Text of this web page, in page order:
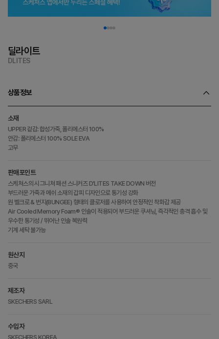
딜라이트
DLITES
상품정보
소재
UPPER 겉감: 합성가죽, 폴리에스터 100%
안감: 폴리에스터 100% SOLE EVA
고무
판매포인트
스케쳐스의 시그니쳐 패션 스니커즈 D'LITES TAKE DOWN 버전
부드러운 가죽과 메쉬 소재의 갑피 디자인으로 통기성 강화
원 벨크로 & 번지(BUNGEE) 형태의 클로저를 사용하여 안정적인 착화감 제공
Air Cooled Memory Foam® 인솔이 적용되어 부드러운 쿠셔닝, 즉각적인 충격 흡수 및
우수한 통기성 / 뛰어난 인솔 복원력
기계 세탁 불가능
원산지
중국
제조자
SKECHERS SARL
수입자
SKECHERS KOREA